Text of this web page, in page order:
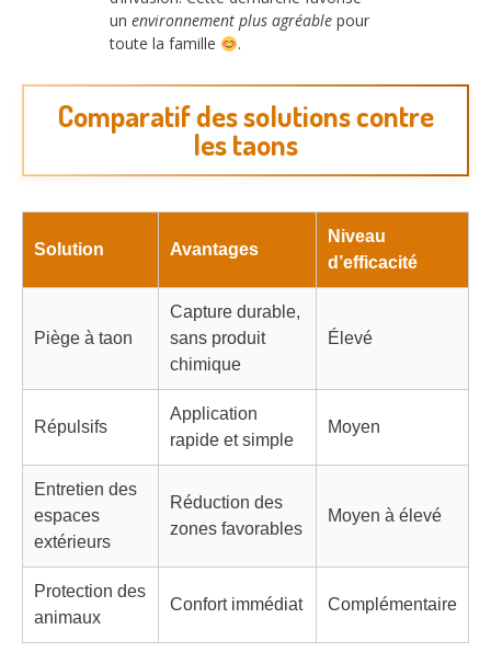
un environnement plus agréable pour
toute la famille
.
Comparatif des solutions contre
les taons
Solution Avantages
Niveau
d’efficacité
Piège à taon
Capture durable,
sans produit
chimique
Élevé
Répulsifs
Application
rapide et simple
Moyen
Entretien des
espaces
extérieurs
Réduction des
zones favorables
Moyen à élevé
Protection des
animaux
Confort immédiat Complémentaire